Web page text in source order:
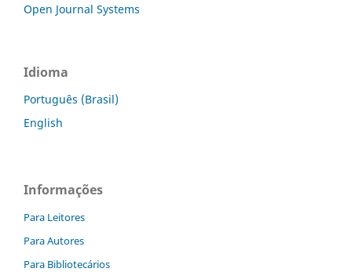
Open Journal Systems
Idioma
Português (Brasil)
English
Informações
Para Leitores
Para Autores
Para Bibliotecários